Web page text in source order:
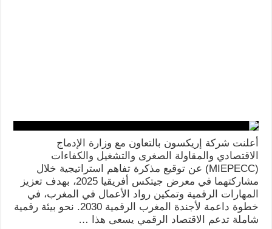
أعلنت شركة إريكسون بالتعاون مع وزارة الإدماج
الاقتصادي والمقاولة الصغرى والتشغيل والكفاءات
(MIEPECC) عن توقيع مذكرة تفاهم استراتيجية خلال
مشاركتهما في معرض جيتكس أفريقيا 2025، بهدف تعزيز
المهارات الرقمية وتمكين رواد الأعمال في المغرب، في
خطوة داعمة لأجندة المغرب الرقمية 2030. نحو بيئة رقمية
شاملة تدعم الاقتصاد الرقمي يسعى هذا …